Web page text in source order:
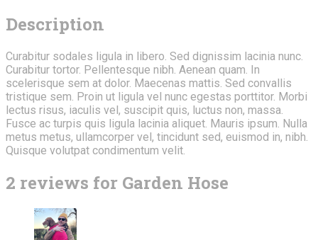
Description
Curabitur sodales ligula in libero. Sed dignissim lacinia nunc.
Curabitur tortor. Pellentesque nibh. Aenean quam. In
scelerisque sem at dolor. Maecenas mattis. Sed convallis
tristique sem. Proin ut ligula vel nunc egestas porttitor. Morbi
lectus risus, iaculis vel, suscipit quis, luctus non, massa.
Fusce ac turpis quis ligula lacinia aliquet. Mauris ipsum. Nulla
metus metus, ullamcorper vel, tincidunt sed, euismod in, nibh.
Quisque volutpat condimentum velit.
2 reviews for Garden Hose